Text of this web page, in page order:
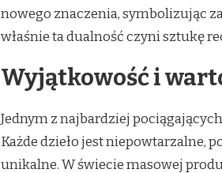
nowego znaczenia, symbolizując
właśnie ta dualność czyni sztukę
Wyjątkowość i
Jednym z najbardziej
Każde dzieło jest niepowtarzalne,
unikalne. W świecie masowej